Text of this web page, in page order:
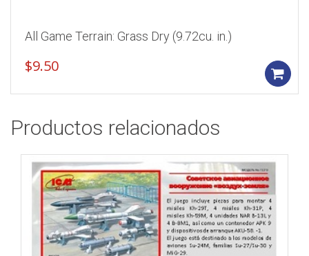
All Game Terrain: Grass Dry (9.72cu. in.)
$9.50
Productos relacionados